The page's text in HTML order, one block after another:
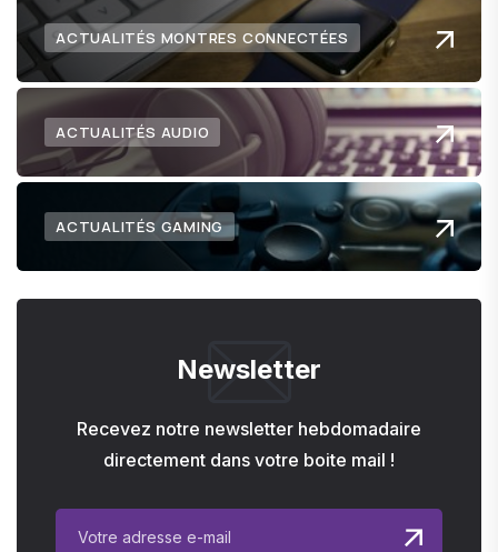
ACTUALITÉS MONTRES CONNECTÉES
ACTUALITÉS AUDIO
ACTUALITÉS GAMING
Newsletter
Recevez notre newsletter hebdomadaire
directement dans votre boite mail !